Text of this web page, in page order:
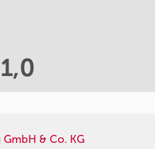
1,0
& Co. KG